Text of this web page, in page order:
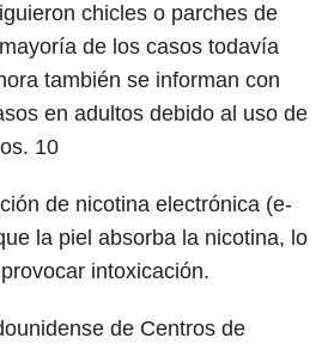
chicles o parches de
de los casos todavía
también se informan con
en adultos debido al uso de
10
de nicotina electrónica (e-
la piel absorba la nicotina, lo
intoxicación.
de Centros de